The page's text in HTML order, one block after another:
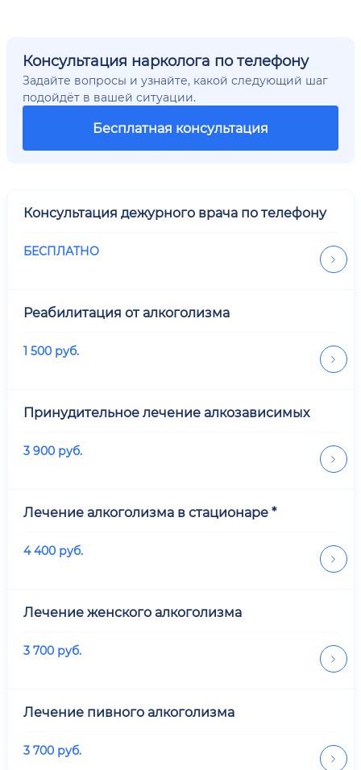
Консультация нарколога по телефону
Задайте вопросы и узнайте, какой следующий шаг
подойдёт в вашей ситуации.
Бесплатная консультация
Консультация дежурного врача по телефону
БЕСПЛАТНО
Реабилитация от алкоголизма
1 500 руб.
Принудительное лечение алкозависимых
3 900 руб.
Лечение алкоголизма в стационаре *
4 400 руб.
Лечение женского алкоголизма
3 700 руб.
Лечение пивного алкоголизма
3 700 руб.